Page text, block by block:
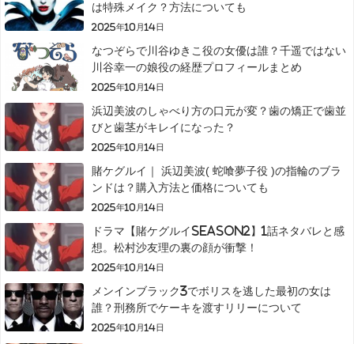
は特殊メイク？方法についても
2025年10月14日
なつぞらで川谷ゆきこ役の女優は誰？千遥ではない
川谷幸一の娘役の経歴プロフィールまとめ
2025年10月14日
浜辺美波のしゃべり方の口元が変？歯の矯正で歯並
びと歯茎がキレイになった？
2025年10月14日
賭ケグルイ｜ 浜辺美波( 蛇喰夢子役 )の指輪のブラ
ンドは？購入方法と価格についても
2025年10月14日
ドラマ【賭ケグルイseason2】1話ネタバレと感
想。松村沙友理の裏の顔が衝撃！
2025年10月14日
メンインブラック3でボリスを逃した最初の女は
誰？刑務所でケーキを渡すリリーについて
2025年10月14日